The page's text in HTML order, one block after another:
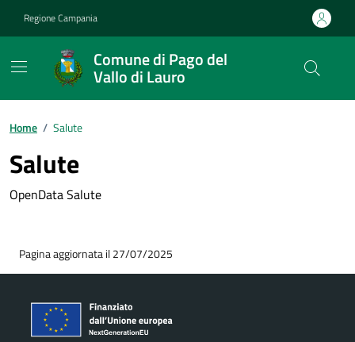
Regione Campania
Comune di Pago del
Vallo di Lauro
Home / Salute
Salute
OpenData Salute
Pagina aggiornata il 27/07/2025